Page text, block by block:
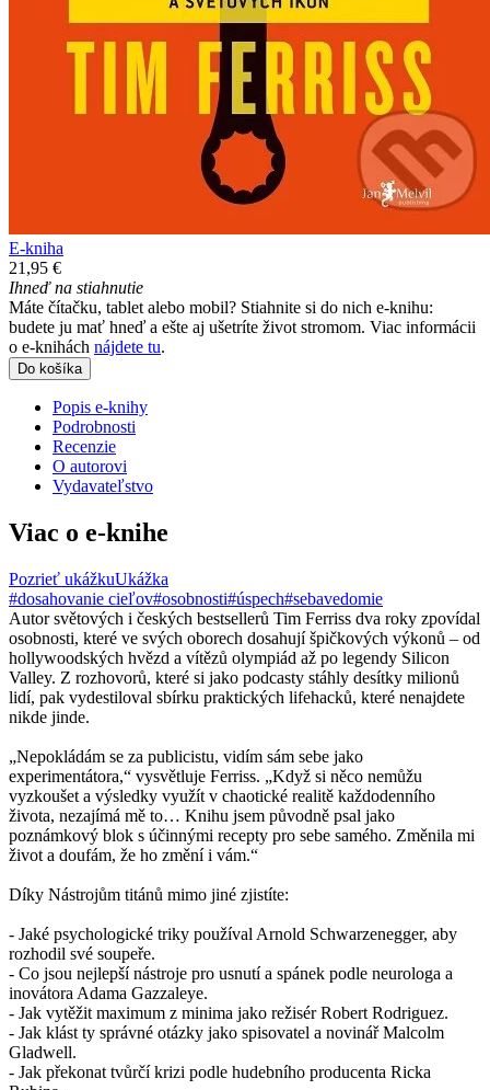
E-kniha
21,95 €
Ihneď na stiahnutie
Máte čítačku, tablet alebo mobil? Stiahnite si do nich e-knihu:
budete ju mať hneď a ešte aj ušetríte život stromom. Viac informácii
o e-knihách nájdete tu.
Do košíka
Popis e-knihy
Podrobnosti
Recenzie
O autorovi
Vydavateľstvo
Viac o e-knihe
Pozrieť ukážkuUkážka
#dosahovanie cieľov#osobnosti#úspech#sebavedomie
Autor světových i českých bestsellerů Tim Ferriss dva roky zpovídal
osobnosti, které ve svých oborech dosahují špičkových výkonů – od
hollywoodských hvězd a vítězů olympiád až po legendy Silicon
Valley. Z rozhovorů, které si jako podcasty stáhly desítky milionů
lidí, pak vydestiloval sbírku praktických lifehacků, které nenajdete
nikde jinde.
„Nepokládám se za publicistu, vidím sám sebe jako
experimentátora,“ vysvětluje Ferriss. „Když si něco nemůžu
vyzkoušet a výsledky využít v chaotické realitě každodenního
života, nezajímá mě to… Knihu jsem původně psal jako
poznámkový blok s účinnými recepty pro sebe samého. Změnila mi
život a doufám, že ho změní i vám.“
Díky Nástrojům titánů mimo jiné zjistíte:
- Jaké psychologické triky používal Arnold Schwarzenegger, aby
rozhodil své soupeře.
- Co jsou nejlepší nástroje pro usnutí a spánek podle neurologa a
inovátora Adama Gazzaleye.
- Jak vytěžit maximum z minima jako režisér Robert Rodriguez.
- Jak klást ty správné otázky jako spisovatel a novinář Malcolm
Gladwell.
- Jak překonat tvůrčí krizi podle hudebního producenta Ricka